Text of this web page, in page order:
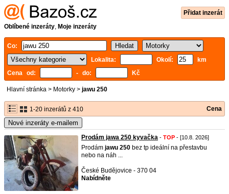
Přidat inzerát
Oblíbené inzeráty, Moje inzeráty
Co:
Lokalita:
Okolí:
km
Cena od:
- do: Kč
Hlavní stránka > Motorky > jawu 250
1-20 inzerátů z 410 Cena
Nové inzeráty e-mailem
Prodám jawa 250 kyvačka - TOP - [10.8. 2026]
Prodám jawu 250 bez tp ideální na přestavbu
nebo na náh ...
České Budějovice - 370 04
Nabídněte